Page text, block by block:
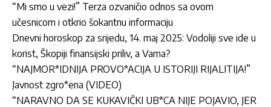
“Mi smo u vezi!” Terza ozvaničio odnos sa ovom
učesnicom i otkrio šokantnu informaciju
Dnevni horoskop za srijedu, 14. maj 2025: Vodoliji sve ide u
korist, Škopiji finansijski priliv, a Vama?
“NAJMOR*IDNIJA PROVO*ACIJA U ISTORIJI RIJALITIJA!”
Javnost zgro*ena (VIDEO)
“NARAVNO DA SE KUKAVIČKI UB*CA NIJE POJAVIO, JER